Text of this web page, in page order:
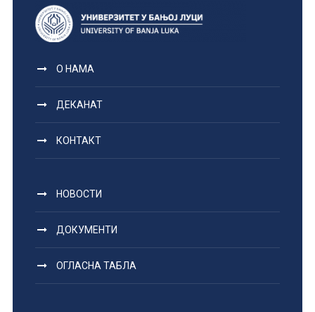
О НАМА
ДЕКАНАТ
КОНТАКТ
НОВОСТИ
ДОКУМЕНТИ
ОГЛАСНА ТАБЛА